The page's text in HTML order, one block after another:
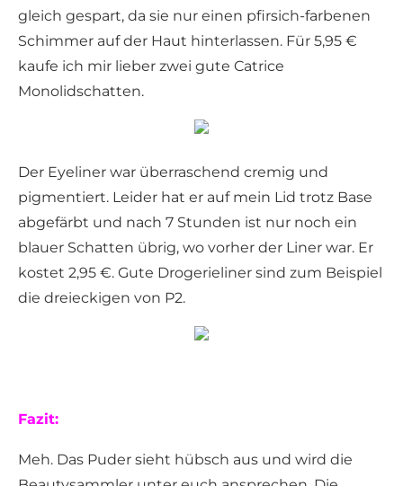
gleich gespart, da sie nur einen pfirsich-farbenen
Schimmer auf der Haut hinterlassen. Für 5,95 €
kaufe ich mir lieber zwei gute Catrice
Monolidschatten.
Der Eyeliner war überraschend cremig und
pigmentiert. Leider hat er auf mein Lid trotz Base
abgefärbt und nach 7 Stunden ist nur noch ein
blauer Schatten übrig, wo vorher der Liner war. Er
kostet 2,95 €. Gute Drogerieliner sind zum Beispiel
die dreieckigen von P2.
Fazit:
Meh. Das Puder sieht hübsch aus und wird die